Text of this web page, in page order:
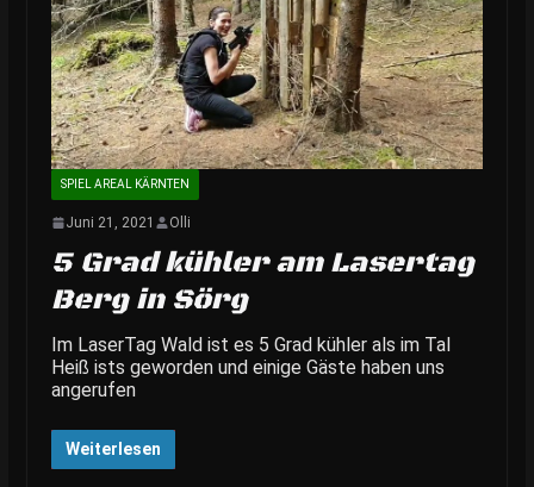
SPIEL AREAL KÄRNTEN
Juni 21, 2021 Olli
5 Grad kühler am Lasertag
Berg in Sörg
Im LaserTag Wald ist es 5 Grad kühler als im Tal
Heiß ists geworden und einige Gäste haben uns
angerufen
Weiterlesen